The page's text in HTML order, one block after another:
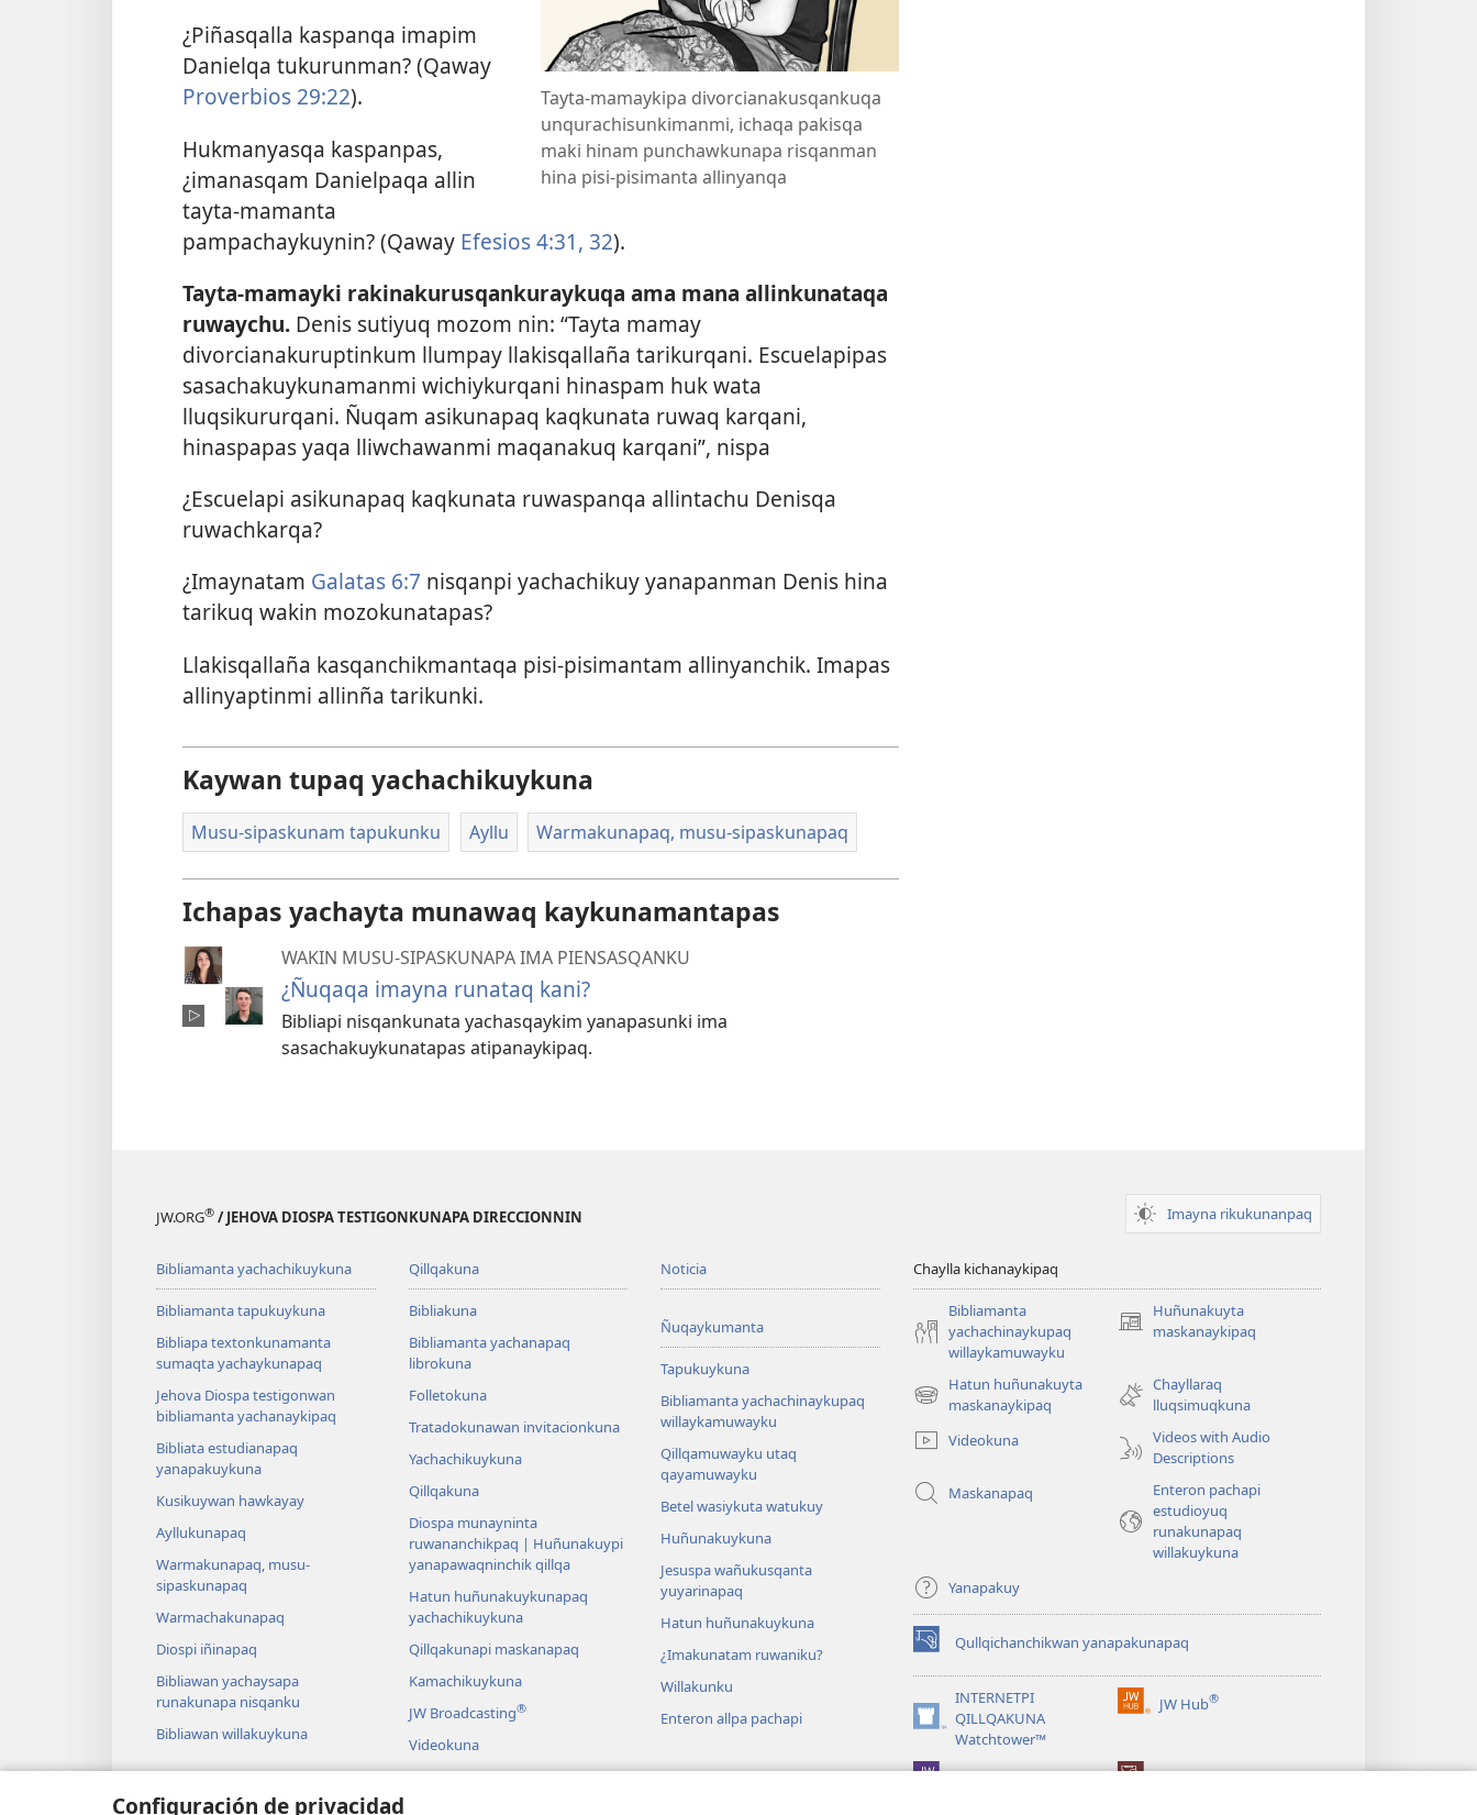
Configuración de privacidad
Tayta-mamaykipa divorcianakusqankuqa
unqurachisunkimanmi, ichaqa pakisqa
maki hinam punchawkunapa risqanman
hina pisi-pisimanta allinyanqa
¿Piñasqalla kaspanqa imapim
Danielqa tukurunman? (Qaway
Proverbios 29:22).
Hukmanyasqa kaspanpas,
¿imanasqam Danielpaqa allin
tayta-mamanta
pampachaykuynin? (Qaway Efesios 4:31, 32).
Tayta-mamayki rakinakurusqankuraykuqa ama mana allinkunataqa
ruwaychu. Denis sutiyuq mozom nin: “Tayta mamay
divorcianakuruptinkum llumpay llakisqallaña tarikurqani. Escuelapipas
sasachakuykunamanmi wichiykurqani hinaspam huk wata
lluqsikururqani. Ñuqam asikunapaq kaqkunata ruwaq karqani,
hinaspapas yaqa lliwchawanmi maqanakuq karqani”, nispa
¿Escuelapi asikunapaq kaqkunata ruwaspanqa allintachu Denisqa
ruwachkarqa?
¿Imaynatam Galatas 6:7 nisqanpi yachachikuy yanapanman Denis hina
tarikuq wakin mozokunatapas?
Llakisqallaña kasqanchikmantaqa pisi-pisimantam allinyanchik. Imapas
allinyaptinmi allinña tarikunki.
Kaywan tupaq yachachikuykuna
Musu-sipaskunam tapukunku Ayllu Warmakunapaq, musu-sipaskunapaq
Ichapas yachayta munawaq kaykunamantapas
WAKIN MUSU-SIPASKUNAPA IMA PIENSASQANKU
¿Ñuqaqa imayna runataq kani?
Bibliapi nisqankunata yachasqaykim yanapasunki ima
sasachakuykunatapas atipanaykipaq.
JW.ORG® / JEHOVA DIOSPA TESTIGONKUNAPA DIRECCIONNIN Imayna rikukunanpaq
Bibliamanta yachachikuykuna
Bibliamanta tapukuykuna
Bibliapa textonkunamanta
sumaqta yachaykunapaq
Jehova Diospa testigonwan
bibliamanta yachanaykipaq
Bibliata estudianapaq
yanapakuykuna
Kusikuywan hawkayay
Ayllukunapaq
Warmakunapaq, musu-
sipaskunapaq
Warmachakunapaq
Diospi iñinapaq
Bibliawan yachaysapa
runakunapa nisqanku
Bibliawan willakuykuna
Qillqakuna
Bibliakuna
Bibliamanta yachanapaq
librokuna
Folletokuna
Tratadokunawan invitacionkuna
Yachachikuykuna
Qillqakuna
Diospa munayninta
ruwananchikpaq | Huñunakuypi
yanapawaqninchik qillqa
Hatun huñunakuykunapaq
yachachikuykuna
Qillqakunapi maskanapaq
Kamachikuykuna
JW Broadcasting®
Videokuna
Takikuna
Noticia
Ñuqaykumanta
Tapukuykuna
Bibliamanta yachachinaykupaq
willaykamuwayku
Qillqamuwayku utaq
qayamuwayku
Betel wasiykuta watukuy
Huñunakuykuna
Jesuspa wañukusqanta
yuyarinapaq
Hatun huñunakuykuna
¿Imakunatam ruwaniku?
Willakunku
Enteron allpa pachapi
Chaylla kichanaykipaq
Bibliamanta
yachachinaykupaq
willaykamuwayku
Huñunakuyta
maskanaykipaq
(abre
ventana)
Hatun huñunakuyta
maskanaykipaq
(abre
nueva
Chayllaraq
lluqsimuqkuna
Videokuna
Videos with Audio
Descriptions
Maskanapaq
Enteron pachapi
estudioyuq
runakunapaq
willakuykuna
Yanapakuy
Qullqichanchikwan yanapakunapaq
(abre
una
ventana)
INTERNETPI
QILLQAKUNA
Watchtower™
(abre
nueva
JW Hub®
(abre
ventana)
JW Library® Watchtower Library